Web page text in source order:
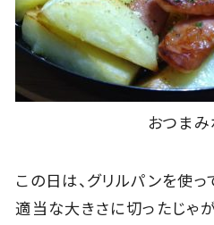
おつまみ
この日は、グリルパンを使っ
適当な大きさに切ったじゃ